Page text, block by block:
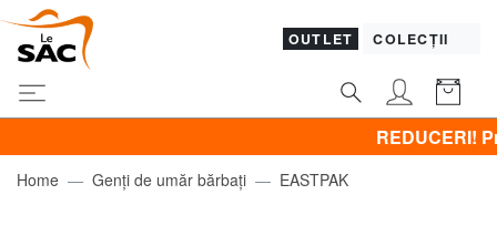
OUTLET COLECȚII
REDUCERI!
Home Genți de umăr bărbați EASTPAK